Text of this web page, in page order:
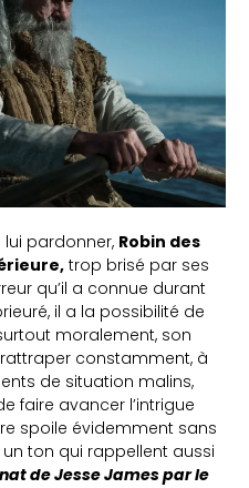
pardonner, Robin des
trop brisé par ses
qu’il a connue durant
il a la possibilité de
moralement, son
constamment, à
de situation malins,
faire avancer l’intrigue
spoile évidemment sans
ton qui rappellent aussi
de Jesse James par le